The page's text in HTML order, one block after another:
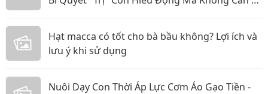
Hạt macca có tốt cho bà bầu không? Lợi ích và
lưu ý khi sử dụng
Nuôi Dạy Con Thời Áp Lực Cơm Áo Gạo Tiền -